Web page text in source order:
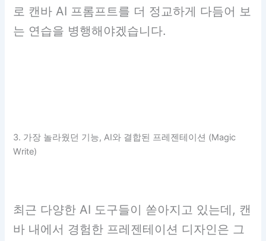
로 캔바 AI 프롬프트를 더 정교하게 다듬어 보
는 연습을 병행해야겠습니다.
3. 가장 놀라웠던 기능, AI와 결합된 프레젠테이션 (Magic
Write)
최근 다양한 AI 도구들이 쏟아지고 있는데, 캔
바 내에서 경험한 프레젠테이션 디자인은 그